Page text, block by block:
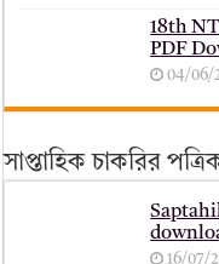
18th
PDF
04/06/
সাপ্তাহিক চাকরির
16/07/